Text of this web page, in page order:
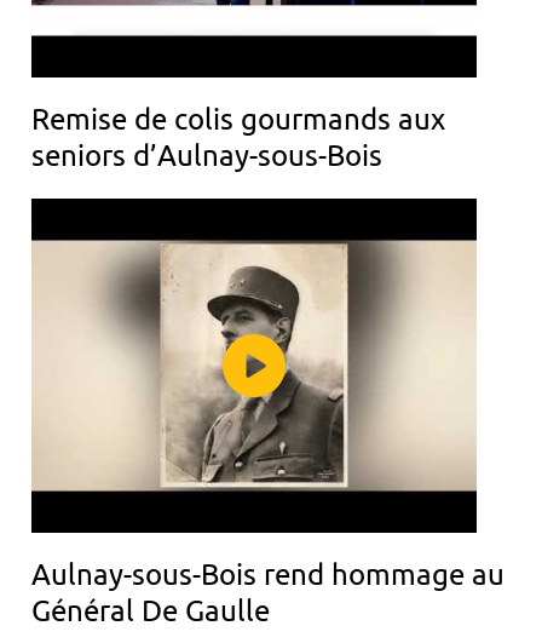
Remise de colis gourmands aux
seniors d’Aulnay-sous-Bois
Aulnay-sous-Bois rend hommage au
Général De Gaulle